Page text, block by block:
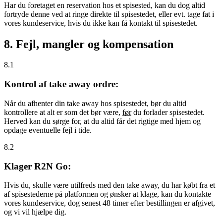
Har du foretaget en reservation hos et spisested, kan du dog altid
fortryde denne ved at ringe direkte til spisestedet, eller evt. tage fat i
vores kundeservice, hvis du ikke kan få kontakt til spisestedet.
8. Fejl, mangler og kompensation
8.1
Kontrol af take away ordre:
Når du afhenter din take away hos spisestedet, bør du altid
kontrollere at alt er som det bør være, førdu forlader spisestedet.
Herved kan du sørge for, at du altid får det rigtige med hjem og
opdage eventuelle fejl i tide.
8.2
Klager R2N Go:
Hvis du, skulle være utilfreds med den take away, du har købt fra et
af spisestederne på platformen og ønsker at klage, kan du kontakte
vores kundeservice, dog senest 48 timer efter bestillingen er afgivet,
og vi vil hjælpe dig.